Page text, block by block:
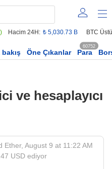
Hacim 24H: ₺ 5,030.73 B BTC
Öne Çıkanlar Para
60752
ve hesaplayıcı
August 9 at 11:22 AM
USD ediyor